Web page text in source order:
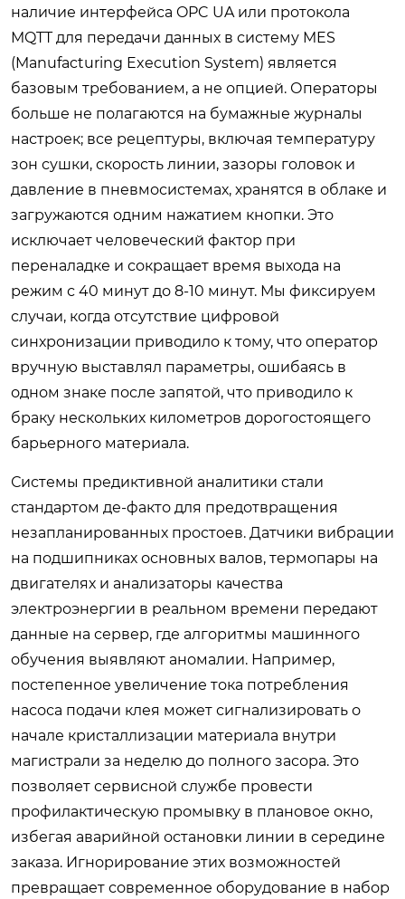
наличие интерфейса OPC UA или протокола
MQTT для передачи данных в систему MES
(Manufacturing Execution System) является
базовым требованием, а не опцией. Операторы
больше не полагаются на бумажные журналы
настроек; все рецептуры, включая температуру
зон сушки, скорость линии, зазоры головок и
давление в пневмосистемах, хранятся в облаке и
загружаются одним нажатием кнопки. Это
исключает человеческий фактор при
переналадке и сокращает время выхода на
режим с 40 минут до 8-10 минут. Мы фиксируем
случаи, когда отсутствие цифровой
синхронизации приводило к тому, что оператор
вручную выставлял параметры, ошибаясь в
одном знаке после запятой, что приводило к
браку нескольких километров дорогостоящего
барьерного материала.
Системы предиктивной аналитики стали
стандартом де-факто для предотвращения
незапланированных простоев. Датчики вибрации
на подшипниках основных валов, термопары на
двигателях и анализаторы качества
электроэнергии в реальном времени передают
данные на сервер, где алгоритмы машинного
обучения выявляют аномалии. Например,
постепенное увеличение тока потребления
насоса подачи клея может сигнализировать о
начале кристаллизации материала внутри
магистрали за неделю до полного засора. Это
позволяет сервисной службе провести
профилактическую промывку в плановое окно,
избегая аварийной остановки линии в середине
заказа. Игнорирование этих возможностей
превращает современное оборудование в набор